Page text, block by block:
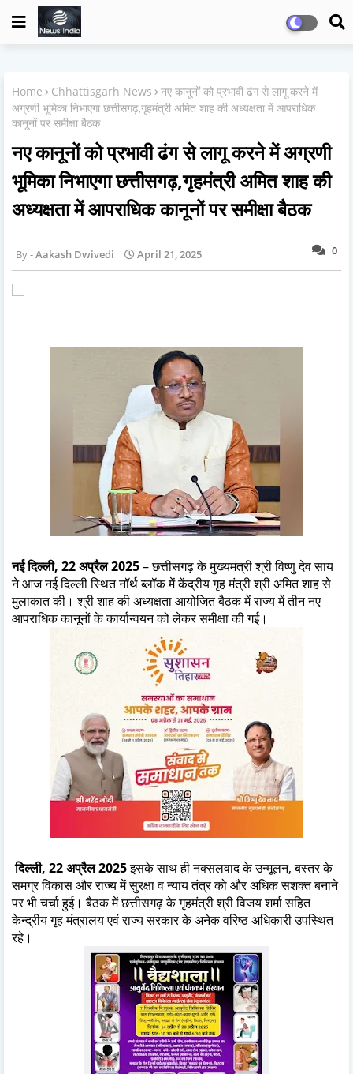
Home Chhattisgarh News
नए कानूनों को प्रभावी ढंग से लागू करने में
अग्रणी भूमिका निभाएगा छत्तीसगढ़,गृहमंत्री अमित शाह की अध्यक्षता में आपराधिक
कानूनों पर समीक्षा बैठक
नए कानूनों को प्रभावी ढंग से लागू करने में अग्रणी
भूमिका निभाएगा छत्तीसगढ़,गृहमंत्री अमित शाह की
अध्यक्षता में आपराधिक कानूनों पर समीक्षा बैठक
0
Aakash Dwivedi April 21, 2025
नई दिल्ली, 22 अप्रैल 2025– छत्तीसगढ़ के मुख्यमंत्री श्री विष्णु देव साय
ने आज नई दिल्ली स्थित नॉर्थ ब्लॉक में केंद्रीय गृह मंत्री श्री अमित शाह से
मुलाकात की। श्री शाह की अध्यक्षता आयोजित बैठक में राज्य में तीन नए
आपराधिक कानूनों के कार्यान्वयन को लेकर समीक्षा की गई।
दिल्ली, 22 अप्रैल 2025इसके साथ ही नक्सलवाद के उन्मूलन, बस्तर के
समग्र विकास और राज्य में सुरक्षा व न्याय तंत्र को और अधिक सशक्त बनाने
पर भी चर्चा हुई। बैठक में छत्तीसगढ़ के गृहमंत्री श्री विजय शर्मा सहित
केन्द्रीय गृह मंत्रालय एवं राज्य सरकार के अनेक वरिष्ठ अधिकारी उपस्थित
रहे।